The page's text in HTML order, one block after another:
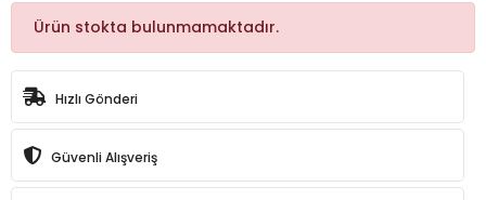
Ürün stokta bulunmamaktadır.
Hızlı Gönderi
Güvenli Alışveriş